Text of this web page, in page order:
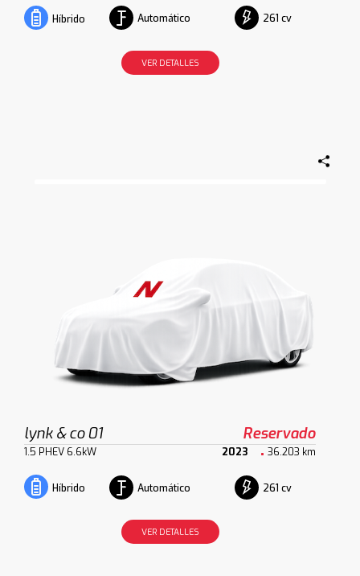
Híbrido Automático 261 cv
VER DETALLES
lynk & co 01 Reservado
1.5 PHEV 6.6kW 2023 36.203 km
Híbrido Automático 261 cv
VER DETALLES